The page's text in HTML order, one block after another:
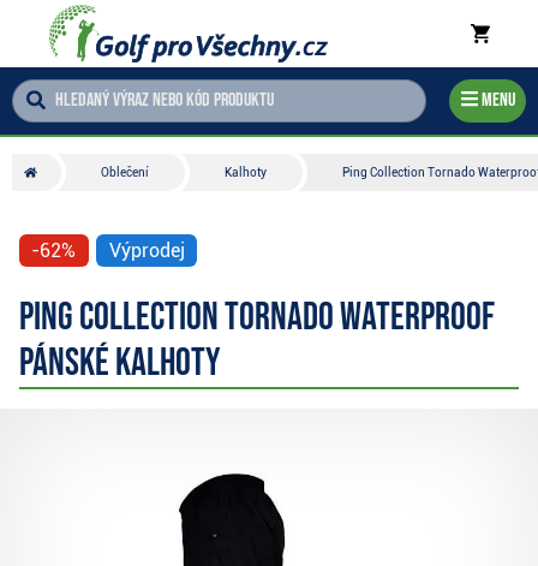
Menu
Oblečení Kalhoty Ping Collection Tornado
-62% Výprodej
Ping Collection Tornado Waterproof
pánské kalhoty